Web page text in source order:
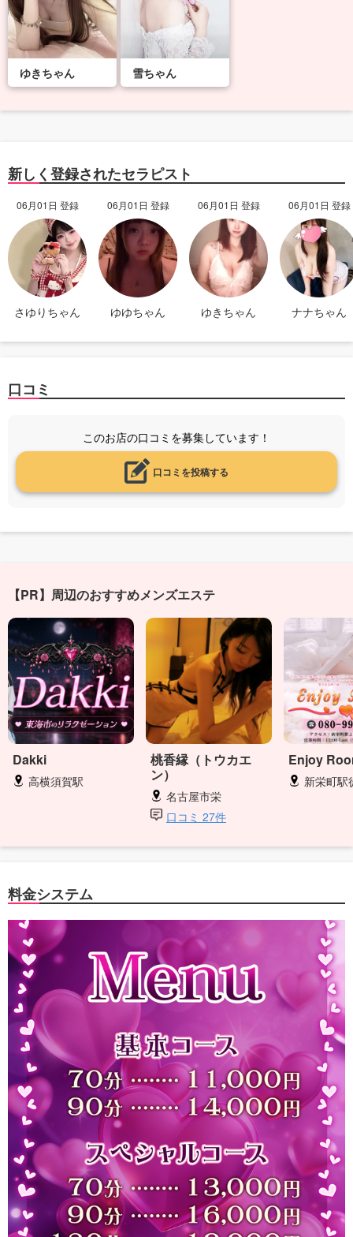
ゆきちゃん 雪ちゃん
新しく登録されたセラピスト
06月01日 登録
さゆりちゃん
06月01日 登録
ゆゆちゃん
06月01日 登録
ゆきちゃん
06月01日 登録
ナナちゃん
口コミ
このお店の口コミを募集しています！
口コミを投稿する
【PR】周辺のおすすめメンズエステ
Dakki
高横須賀駅
桃香縁（トウカエ
ン）
名古屋市栄
口コミ 27件
Enjoy
新栄町駅
料金システム